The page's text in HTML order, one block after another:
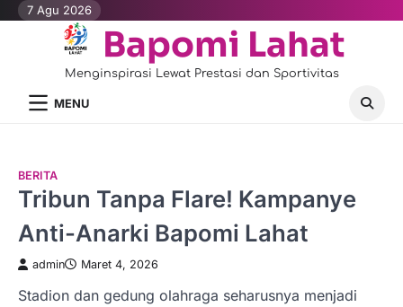
Skip7 Agu 2026
Bapomi Lahat
Menginspirasi Lewat Prestasi dan Sportivitas
MENU
BERITA
Tribun Tanpa Flare! Kampanye
Anti-Anarki Bapomi Lahat
admin Maret 4, 2026
Stadion dan gedung olahraga seharusnya menjadi